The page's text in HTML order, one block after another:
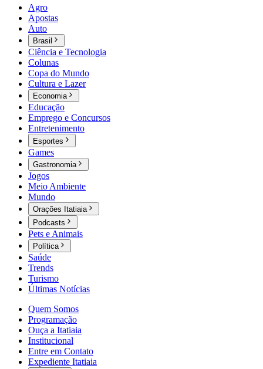
Agro
Apostas
Auto
Brasil
Ciência e Tecnologia
Colunas
Copa do Mundo
Cultura e Lazer
Economia
Educação
Emprego e Concursos
Entretenimento
Esportes
Games
Gastronomia
Jogos
Meio Ambiente
Mundo
Orações Itatiaia
Podcasts
Pets e Animais
Política
Saúde
Trends
Turismo
Últimas Notícias
Quem Somos
Programação
Ouça a Itatiaia
Institucional
Entre em Contato
Expediente Itatiaia